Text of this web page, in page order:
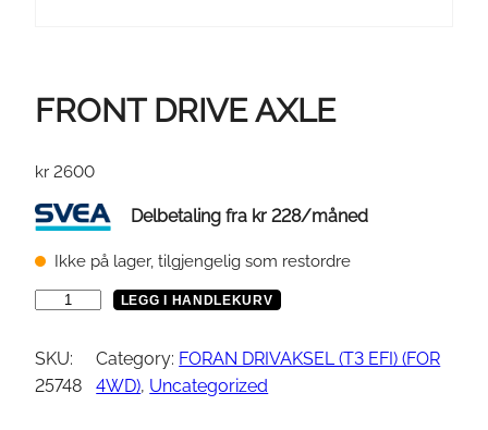
FRONT DRIVE AXLE
kr 2600
Delbetaling fra kr 228/måned
Ikke på lager, tilgjengelig som restordre
O
N
LEGG I HANDLEKURV
SKU:
25748
Category: FORAN DRIVAKSEL (T3 EFI) (FOR
4WD), Uncategorized